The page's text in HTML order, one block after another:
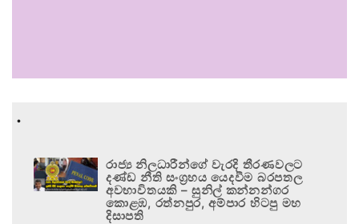
.
රාජ්‍ය නිලධාරීන්ගේ වැරදි තීරණවලට
දණ්ඩ නීති සංග්‍රහය යෙදවීම බරපතල
අවභාවිතයකි – සුනිල් කන්නන්ගර
කොළඹ, රත්නපුර, අම්පාර හිටපු මහ
දිසාපති